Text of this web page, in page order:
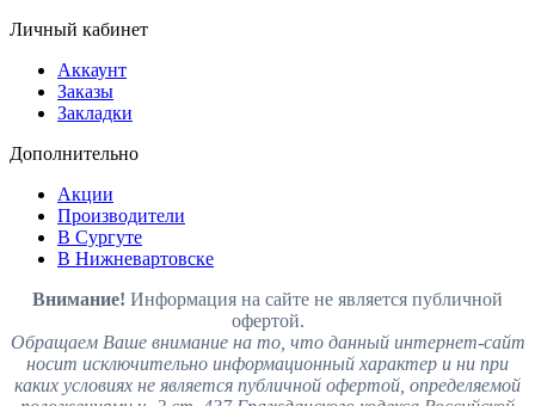
Личный кабинет
Аккаунт
Заказы
Закладки
Дополнительно
Акции
Производители
В Сургуте
В Нижневартовске
Внимание! Информация на сайте не является публичной
офертой.
Обращаем Ваше внимание на то, что данный интернет-сайт
носит исключительно информационный характер и ни при
каких условиях не является публичной офертой, определяемой